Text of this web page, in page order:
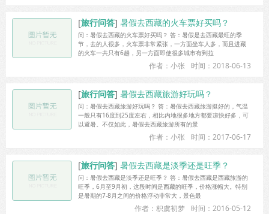
[旅行问答] 暑假去西藏的火车票好买吗？
问：暑假去西藏的火车票好买吗？ 答：暑假是去西藏最旺的季
节，去的人很多，火车票非常紧张，一方面坐车人多，而且进藏
的火车一共只有6趟，另一方面即使很多城市有到拉
时间：2018-06-13
作者：小张
[旅行问答] 暑假去西藏旅游好玩吗？
问：暑假去西藏旅游好玩吗？ 答：暑假去西藏旅游挺好的，气温
一般只有16度到25度左右，相比内地很多地方都要凉快好多，可
以避暑。不仅如此，暑假去西藏旅游所有的景
时间：2017-06-17
作者：小张
[旅行问答] 暑假去西藏是淡季还是旺季？
问：暑假去西藏是淡季还是旺季？ 答：暑假去西藏是西藏旅游的
旺季，6月至9月初，这段时间是西藏的旺季，价格涨幅大。特别
是暑期的7-8月之间的价格浮动非常大，景色最
时间：2016-05-12
作者：枳虞初梦